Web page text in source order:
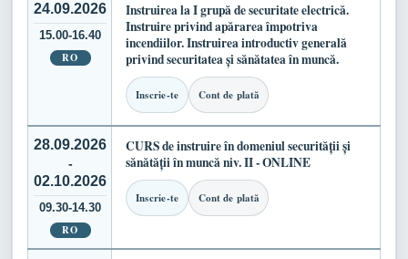
24.09.2026
15.00-16.40
RO
Instruirea la I grupă de securitate electrică.
Instruire privind apărarea împotriva
incendiilor. Instruirea introductiv generală
privind securitatea și sănătatea în muncă.
Inscrie-te Cont de plată
28.09.2026
-
02.10.2026
09.30-14.30
RO
CURS de instruire în domeniul securității și
sănătății în muncă niv. II - ONLINE
Inscrie-te Cont de plată